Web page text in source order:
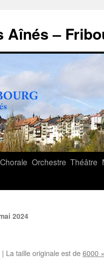
Aînés –
Chorale Orchestre Théâtre
2024
| La taille originale est de6000